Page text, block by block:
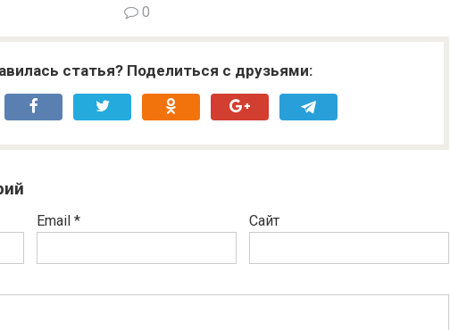
0
статья? Поделиться с друзьями:
Email * Сайт